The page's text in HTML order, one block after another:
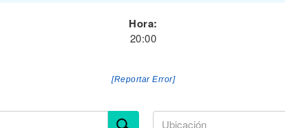
Hora:
20:00
[Reportar Error]